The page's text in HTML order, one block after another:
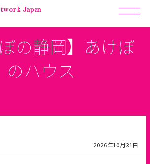
Japan
ぼの静岡】あけぼ
のハウス
2026年10月31日